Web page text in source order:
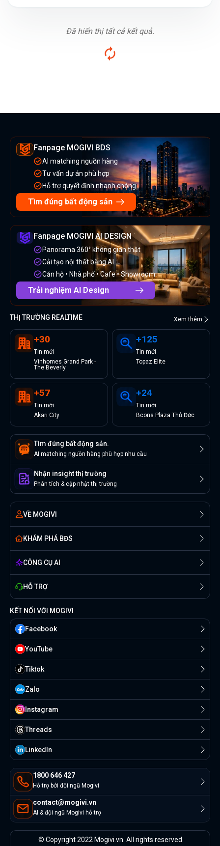
Đã hiển thị tất cả kết quả.
Fanpage MOGIVI BDS
AI matching nguồn hàng
Tư vấn dự án phù hợp
Hỗ trợ quyết định nhanh chóng
Tìm đúng bất động sản
Fanpage MOGIVI AI DESIGN
Panorama 360° không gian thật
Cải tạo nội thất bằng AI
Căn hộ • Nhà phố • Cafe • Showroom
Trải nghiệm AI Design
THỊ TRƯỜNG REALTIME Xem thêm
+30
Tin mới
Vinhomes Grand Park -
The Beverly
+125
Tin mới
Topaz Elite
+57
Tin mới
Akari City
+24
Tin mới
Bcons Plaza Thủ Đức
Tìm đúng bất động sản.
AI matching nguồn hàng phù hợp nhu cầu
Nhận insight thị trường
Phân tích & cập nhật thị trường
VỀ MOGIVI
KHÁM PHÁ BĐS
CÔNG CỤ AI
HỖ TRỢ
1800 646 427
Hỗ trợ bởi đội ngũ Mogivi
contact@mogivi.vn
AI & đội ngũ Mogivi hỗ trợ
KẾT NỐI VỚI MOGIVI
Facebook
YouTube
Tiktok
Zalo
Instagram
Threads
Linkedln
© Copyright 2022 Mogivi.vn. All rights reserved